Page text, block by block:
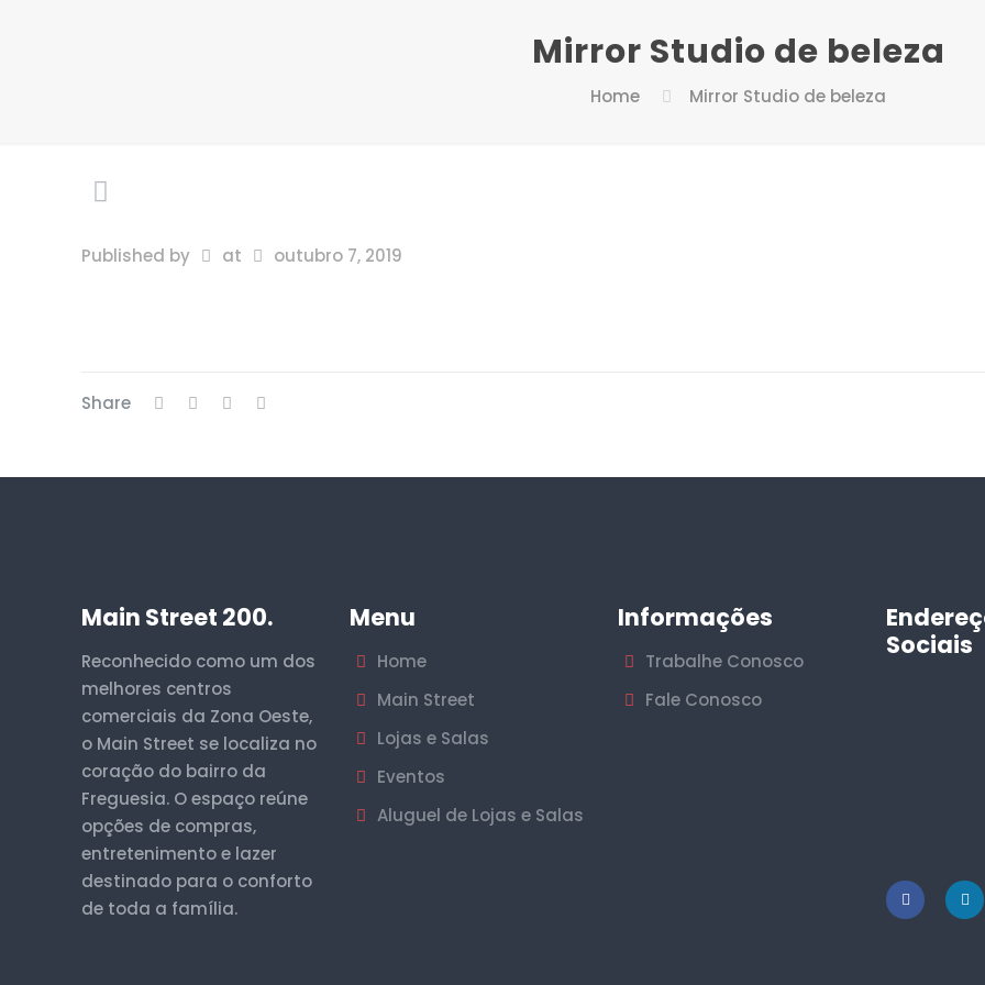
Mirror Studio de beleza
Home Mirror Studio de beleza
Published by at outubro 7, 2019
Share
Main Street 200.
Reconhecido como um dos
melhores centros
comerciais da Zona Oeste,
o Main Street se localiza no
coração do bairro da
Freguesia. O espaço reúne
opções de compras,
entretenimento e lazer
destinado para o conforto
de toda a família.
Menu
Home
Main Street
Lojas e Salas
Eventos
Aluguel de Lojas e Salas
Informações
Trabalhe Conosco
Fale Conosco
Sociais